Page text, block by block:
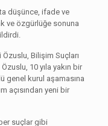
düşünce, ifade ve
ve özgürlüğe sonuna
Bilişim Suçları
10 yıla yakın bir
genel kurul aşamasına
açısından yeni bir
suçlar gibi